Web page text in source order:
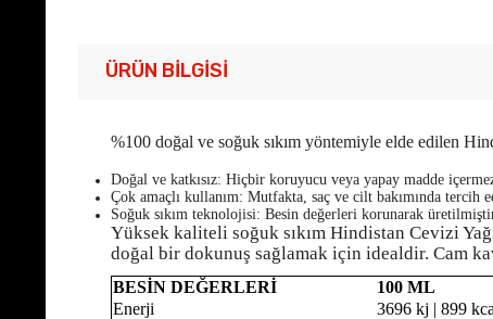
ÜRÜN BILGISI
%100 doğal ve soğuk sıkım yöntemiyle elde edilen
Doğal ve katkısız: Hiçbir koruyucu veya yapay madde
Çok amaçlı kullanım: Mutfakta, saç ve cilt bakımında tercih
Soğuk sıkım teknolojisi: Besin değerleri korunarak
Yüksek kaliteli soğuk sıkım Hindistan Cevizi
doğal bir dokunuş sağlamak için idealdir. Cam
BESİN DEĞERLERİ
100 ML
Enerji
3696 kj | 899